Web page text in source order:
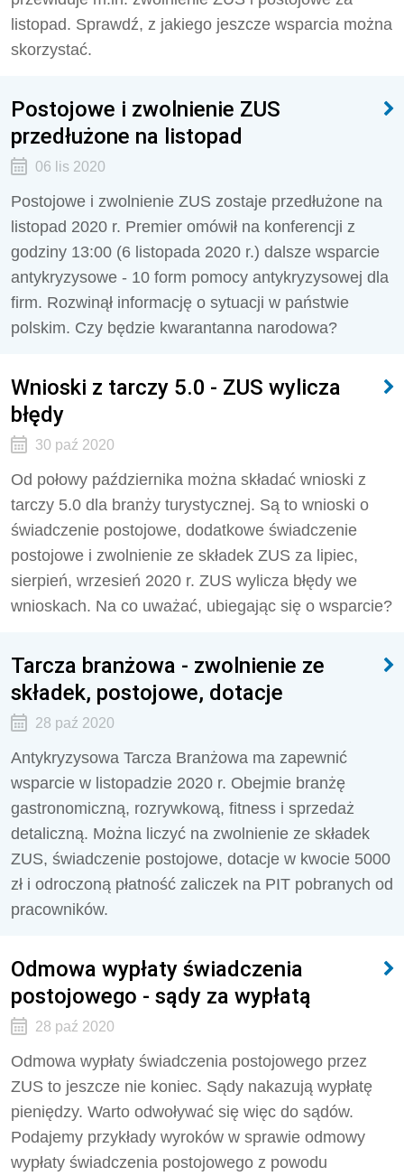
listopad. Sprawdź, z jakiego jeszcze wsparcia można
skorzystać.
Postojowe i zwolnienie ZUS
przedłużone na listopad
06 lis 2020
Postojowe i zwolnienie ZUS zostaje przedłużone na
listopad 2020 r. Premier omówił na konferencji z
godziny 13:00 (6 listopada 2020 r.) dalsze wsparcie
antykryzysowe - 10 form pomocy antykryzysowej dla
firm. Rozwinął informację o sytuacji w państwie
polskim. Czy będzie kwarantanna narodowa?
Wnioski z tarczy 5.0 - ZUS wylicza
błędy
30 paź 2020
Od połowy października można składać wnioski z
tarczy 5.0 dla branży turystycznej. Są to wnioski o
świadczenie postojowe, dodatkowe świadczenie
postojowe i zwolnienie ze składek ZUS za lipiec,
sierpień, wrzesień 2020 r. ZUS wylicza błędy we
wnioskach. Na co uważać, ubiegając się o wsparcie?
Tarcza branżowa - zwolnienie ze
składek, postojowe, dotacje
28 paź 2020
Antykryzysowa Tarcza Branżowa ma zapewnić
wsparcie w listopadzie 2020 r. Obejmie branżę
gastronomiczną, rozrywkową, fitness i sprzedaż
detaliczną. Można liczyć na zwolnienie ze składek
ZUS, świadczenie postojowe, dotacje w kwocie 5000
zł i odroczoną płatność zaliczek na PIT pobranych od
pracowników.
Odmowa wypłaty świadczenia
postojowego - sądy za wypłatą
28 paź 2020
Odmowa wypłaty świadczenia postojowego przez
ZUS to jeszcze nie koniec. Sądy nakazują wypłatę
pieniędzy. Warto odwoływać się więc do sądów.
Podajemy przykłady wyroków w sprawie odmowy
wypłaty świadczenia postojowego z powodu